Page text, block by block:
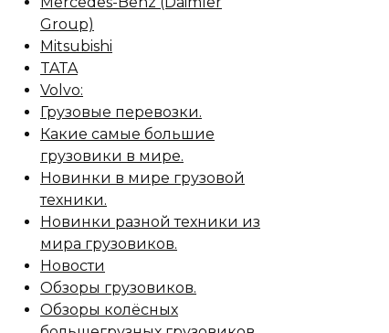
Group)
Mitsubishi
TATA
Volvo:
Грузовые перевозки.
Какие самые большие
грузовики в мире.
Новинки в мире грузовой
техники.
Новинки разной техники из
мира грузовиков.
Новости
Обзоры грузовиков.
Обзоры колёсных